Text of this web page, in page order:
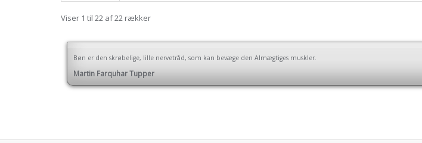
Viser 1 til 22 af 22 rækker
Bøn er den skrøbelige, lille nervetråd, som kan bevæge den Almægtiges muskler.
Martin Farquhar Tupper